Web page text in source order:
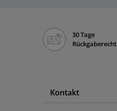
30 Tage
Rückgaberecht
Kontakt